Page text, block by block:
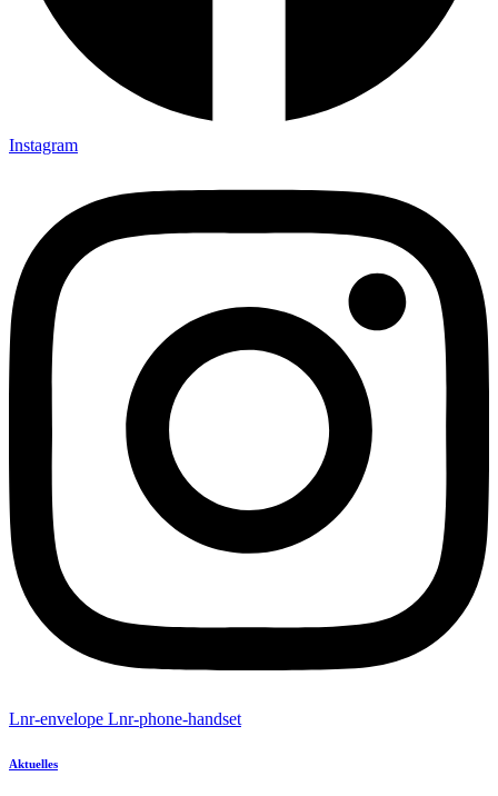
Instagram
Lnr-envelope Lnr-phone-handset
Aktuelles